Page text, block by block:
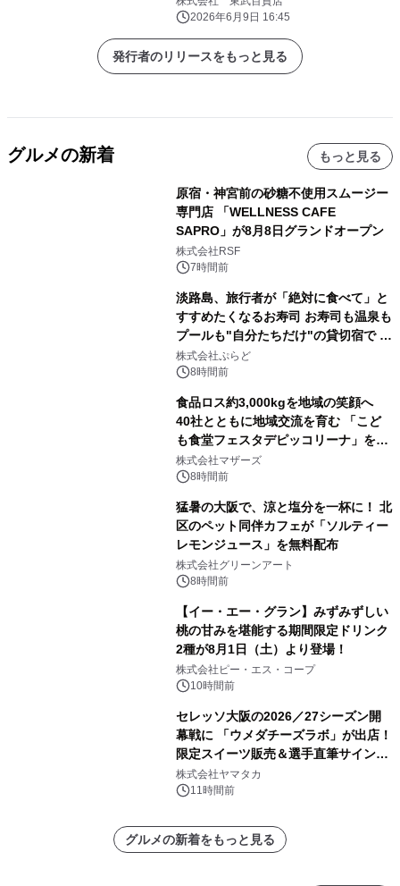
2026年6月9日 16:45
発行者のリリースをもっと見る
グルメの新着 もっと見る
原宿・神宮前の砂糖不使用スムージー
専門店 「WELLNESS CAFE
SAPRO」が8月8日グランドオープン
株式会社RSF
7時間前
淡路島、旅行者が「絶対に食べて」と
すすめたくなるお寿司 お寿司も温泉も
プールも"自分たちだけ"の貸切宿で 1
日1組限定「岩屋温泉 絵島別庭 海と
森」の握り寿司プラン
株式会社ぷらど
8時間前
食品ロス約3,000kgを地域の笑顔へ
40社とともに地域交流を育む 「こど
も食堂フェスタデピッコリーナ」を9
月5日(土)開催
株式会社マザーズ
8時間前
猛暑の大阪で、涼と塩分を一杯に！ 北
区のペット同伴カフェが「ソルティー
レモンジュース」を無料配布
株式会社グリーンアート
8時間前
【イー・エー・グラン】みずみずしい
桃の甘みを堪能する期間限定ドリンク
2種が8月1日（土）より登場！
株式会社ピー・エス・コープ
10時間前
セレッソ大阪の2026／27シーズン開
幕戦に 「ウメダチーズラボ」が出店！
限定スイーツ販売＆選手直筆サイング
ッズが当たる抽選会を 8月8日に開催
株式会社ヤマタカ
11時間前
グルメの新着をもっと見る